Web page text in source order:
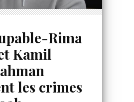
Rima
Kamil
les crimes